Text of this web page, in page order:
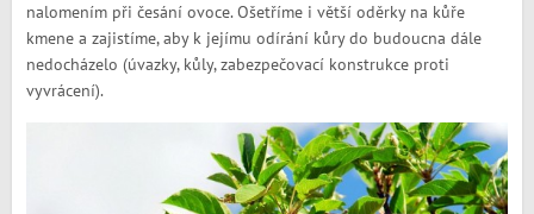
nalomením při česání ovoce. Ošetříme i větší oděrky na kůře
kmene a zajistíme, aby k jejímu odírání kůry do budoucna dále
nedocházelo (úvazky, kůly, zabezpečovací konstrukce proti
vyvrácení).